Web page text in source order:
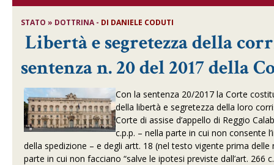
STATO » DOTTRINA - DI DANIELE CODUTI
Libertà e segretezza della
sentenza n. 20 del 2017 della
Con la sentenza 20/2017 la Corte
della libertà e segretezza della loro
Corte di assise d’appello di Reggio
c.p.p. – nella parte in cui non consente
della spedizione – e degli artt. 18 (nel testo vigente prima
parte in cui non facciano “salve le ipotesi previste dall’art.